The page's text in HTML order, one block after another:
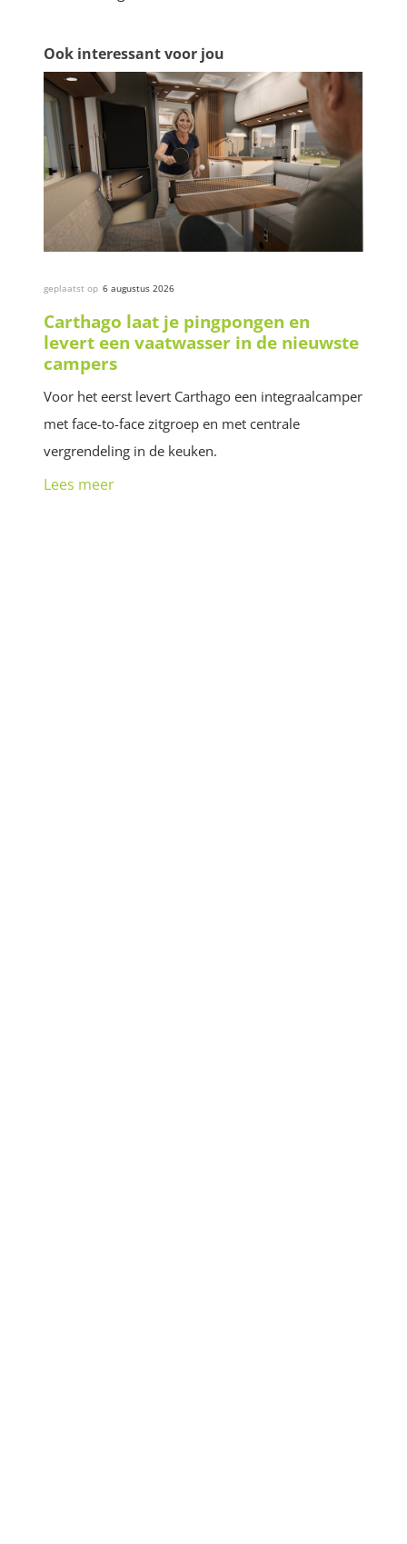
Ook interessant voor jou
geplaatst op 6 augustus 2026
Carthago laat je pingpongen en
levert een vaatwasser in de nieuwste
campers
Voor het eerst levert Carthago een integraalcamper
met face-to-face zitgroep en met centrale
vergrendeling in de keuken.
Lees meer